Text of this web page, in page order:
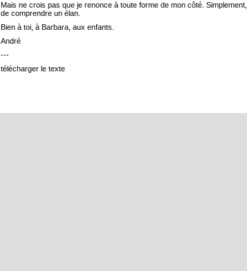
Mais ne crois pas que je renonce à toute forme de mon côté. Simplement,
de comprendre un élan.
Bien à toi, à Barbara, aux enfants.
André
---
télécharger le texte